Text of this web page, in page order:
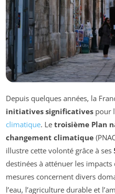
Depuis quelques années, la
initiatives significatives pour
climatique. Le troisième Plan
changement climatique
illustre cette volonté grâce à ses
destinées à atténuer les
mesures concernent divers
l’eau, l’agriculture durable et